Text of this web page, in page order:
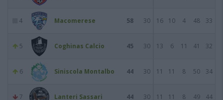
4 Macomerese 58 30 16 10 4 48 33
5 Coghinas Calcio 45 30 13 6 11 41 32
6 Siniscola Montalbo 44 30 11 11 8 50 34
7 Lanteri Sassari 44 30 11 11 8 49 44